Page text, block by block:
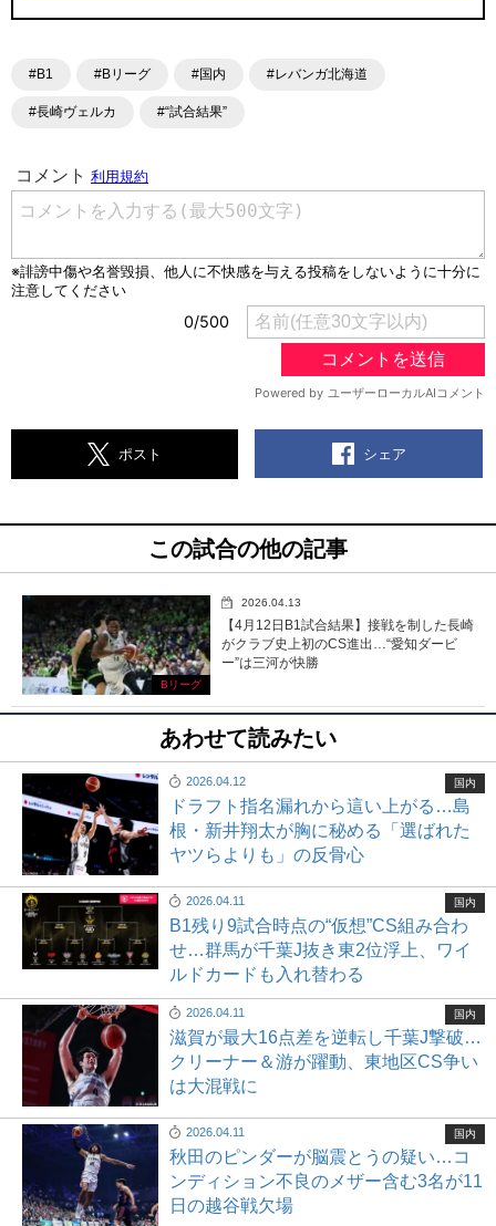
#B1 #Bリーグ #国内 #レバンガ北海道
#長崎ヴェルカ #“試合結果”
ポスト シェア
この試合の他の記事
Bリーグ
2026.04.13
【4月12日B1試合結果】接戦を制した長崎
がクラブ史上初のCS進出…“愛知ダービ
ー”は三河が快勝
あわせて読みたい
2026.04.12
ドラフト指名漏れから這い上がる…島
根・新井翔太が胸に秘める「選ばれた
ヤツらよりも」の反骨心
国内
2026.04.11
B1残り9試合時点の“仮想”CS組み合わ
せ…群馬が千葉J抜き東2位浮上、ワイ
ルドカードも入れ替わる
国内
2026.04.11
滋賀が最大16点差を逆転し千葉J撃破…
クリーナー＆游が躍動、東地区CS争い
は大混戦に
国内
2026.04.11
秋田のピンダーが脳震とうの疑い…コ
ンディション不良のメザー含む3名が11
日の越谷戦欠場
国内